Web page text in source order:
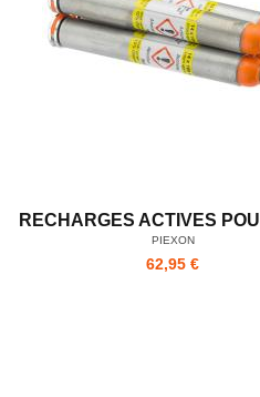
RECHARGES ACTIVES
PIEXON
62,95 €